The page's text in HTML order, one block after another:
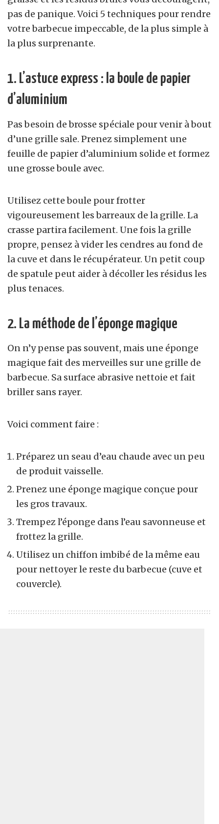
pas de panique. Voici 5 techniques pour rendre
votre barbecue impeccable, de la plus simple à
la plus surprenante.
1. L’astuce express : la boule de papier
d’aluminium
Pas besoin de brosse spéciale pour venir à bout
d’une grille sale. Prenez simplement une
feuille de papier d’aluminium solide et formez
une grosse boule avec.
Utilisez cette boule pour frotter
vigoureusement les barreaux de la grille. La
crasse partira facilement. Une fois la grille
propre, pensez à vider les cendres au fond de
la cuve et dans le récupérateur. Un petit coup
de spatule peut aider à décoller les résidus les
plus tenaces.
2. La méthode de l’éponge magique
On n’y pense pas souvent, mais une éponge
magique fait des merveilles sur une grille de
barbecue. Sa surface abrasive nettoie et fait
briller sans rayer.
Voici comment faire :
Préparez un seau d’eau chaude avec un peu
de produit vaisselle.
Prenez une éponge magique conçue pour
les gros travaux.
Trempez l’éponge dans l’eau savonneuse et
frottez la grille.
Utilisez un chiffon imbibé de la même eau
pour nettoyer le reste du barbecue (cuve et
couvercle).